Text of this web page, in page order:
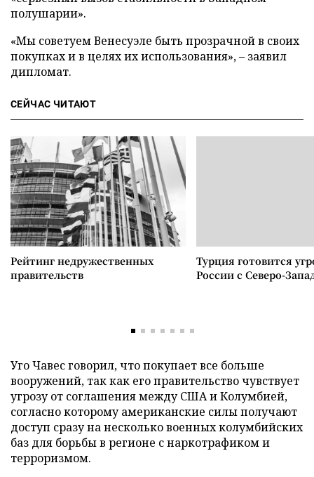
полушарии».
«Мы советуем Венесуэле быть прозрачной в своих
покупках и в целях их использования», – заявил
дипломат.
СЕЙЧАС ЧИТАЮТ
Рейтинг недружественных
правительств
Турция готовится
России с Северо-
Уго Чавес говорил, что покупает все больше
вооружений, так как его правительство чувствует
угрозу от соглашения между США и Колумбией,
согласно которому американские силы получают
доступ сразу на несколько военных колумбийских
баз для борьбы в регионе с наркотрафиком и
терроризмом.